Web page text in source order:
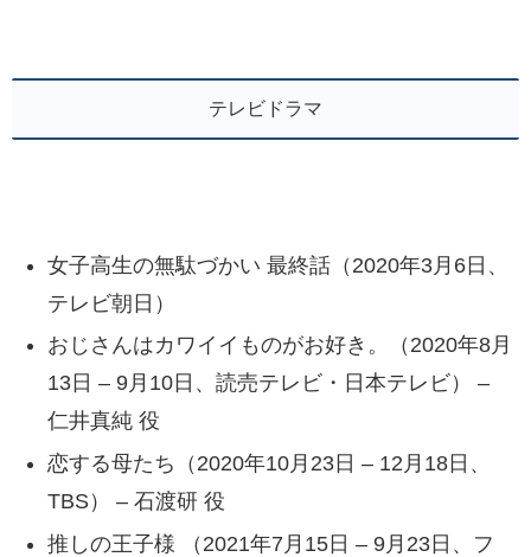
テレビドラマ
女子高生の無駄づかい 最終話（2020年3月6日、
テレビ朝日）
おじさんはカワイイものがお好き。（2020年8月
13日 – 9月10日、読売テレビ・日本テレビ） –
仁井真純 役
恋する母たち（2020年10月23日 – 12月18日、
TBS） – 石渡研 役
推しの王子様 （2021年7月15日 – 9月23日、フ